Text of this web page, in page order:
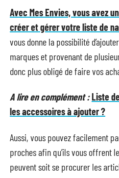
Avec Mes Envies, vous avez
créer et gérer votre liste de
vous donne la possibilité
marques et provenant de
donc plus obligé de faire vos
A lire en complément :Liste
les accessoires à ajouter ?
Aussi, vous pouvez facilement
proches afin qu’ils vous offrent
peuvent soit se procurer les